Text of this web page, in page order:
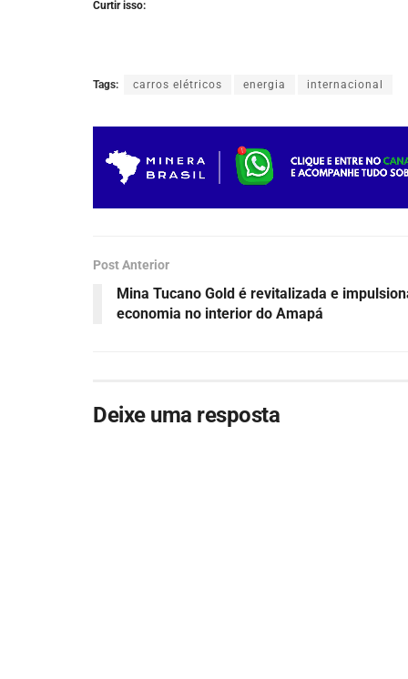
Curtir isso:
Tags: carros elétricos energia internacional
Post Anterior
Mina Tucano Gold é revitalizada e
economia no interior do Amapá
Deixe uma resposta